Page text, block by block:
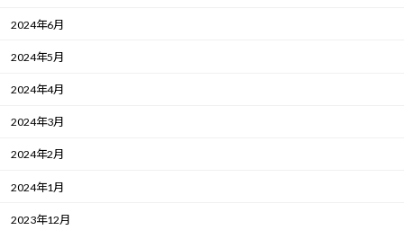
2024年6月
2024年5月
2024年4月
2024年3月
2024年2月
2024年1月
2023年12月